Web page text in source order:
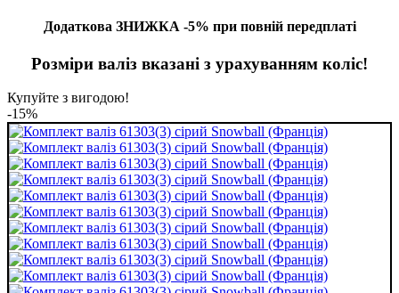
Додаткова ЗНИЖКА -5% при повній передплаті
Розміри валіз вказані з урахуванням коліс!
Купуйте з вигодою!
-15%